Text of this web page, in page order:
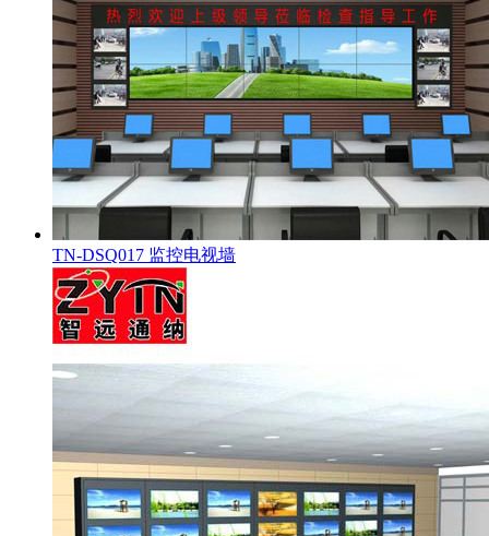
TN-DSQ017 监控电视墙